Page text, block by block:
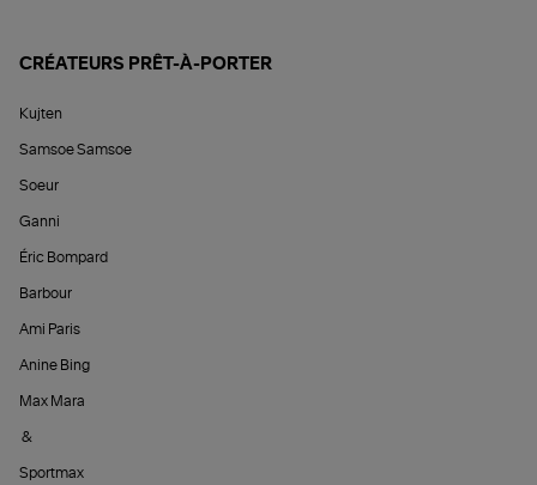
CRÉATEURS PRÊT-À-PORTER
Kujten
Samsoe Samsoe
Soeur
Ganni
Éric Bompard
Barbour
Ami Paris
Anine Bing
Max Mara
&
Sportmax